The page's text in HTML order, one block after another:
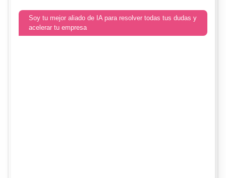
Soy tu mejor aliado de IA para resolver todas tus dudas y
acelerar tu empresa